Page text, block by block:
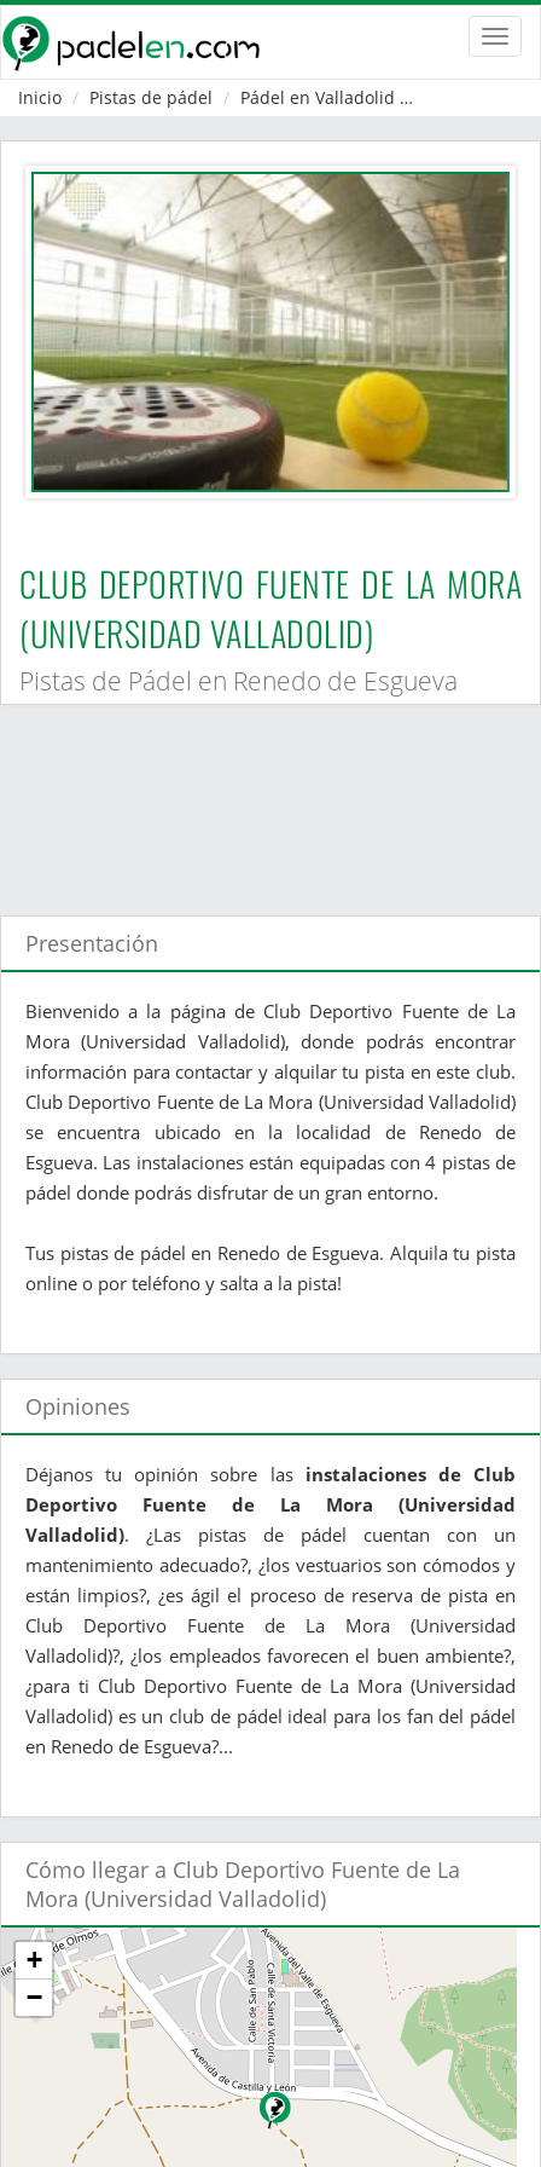
Inicio
Pistas de pádel Pádel en Valladolid
CLUB DEPORTIVO FUENTE DE LA MORA
(UNIVERSIDAD VALLADOLID)
Pistas de Pádel en Renedo de Esgueva
Presentación
Bienvenido a la página de Club Deportivo Fuente de La
Mora (Universidad Valladolid), donde podrás encontrar
información para contactar y alquilar tu pista en este club.
Club Deportivo Fuente de La Mora (Universidad Valladolid)
se encuentra ubicado en la localidad de Renedo de
Esgueva. Las instalaciones están equipadas con 4 pistas de
pádel donde podrás disfrutar de un gran entorno.
Tus pistas de pádel en Renedo de Esgueva. Alquila tu pista
online o por teléfono y salta a la pista!
Opiniones
Déjanos tu opinión sobre las instalaciones de Club
Deportivo Fuente de La Mora (Universidad
Valladolid). ¿Las pistas de pádel cuentan con un
mantenimiento adecuado?, ¿los vestuarios son cómodos y
están limpios?, ¿es ágil el proceso de reserva de pista en
Club Deportivo Fuente de La Mora (Universidad
Valladolid)?, ¿los empleados favorecen el buen ambiente?,
¿para ti Club Deportivo Fuente de La Mora (Universidad
Valladolid) es un club de pádel ideal para los fan del pádel
en Renedo de Esgueva?...
Cómo llegar a Club Deportivo Fuente de La
Mora (Universidad Valladolid)
+
−